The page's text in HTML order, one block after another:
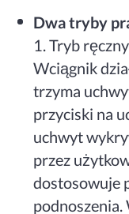
Dwa tryby
1. Tryb ręczny
Wciągnik
trzyma
przyciski na
uchwyt
przez
dostosowuje
podnoszenia.